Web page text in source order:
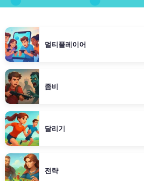
멀티플레이어
좀비
달리기
전략